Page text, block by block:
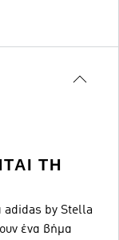
ΤΗ
adidas by Stella
ένα βήμα